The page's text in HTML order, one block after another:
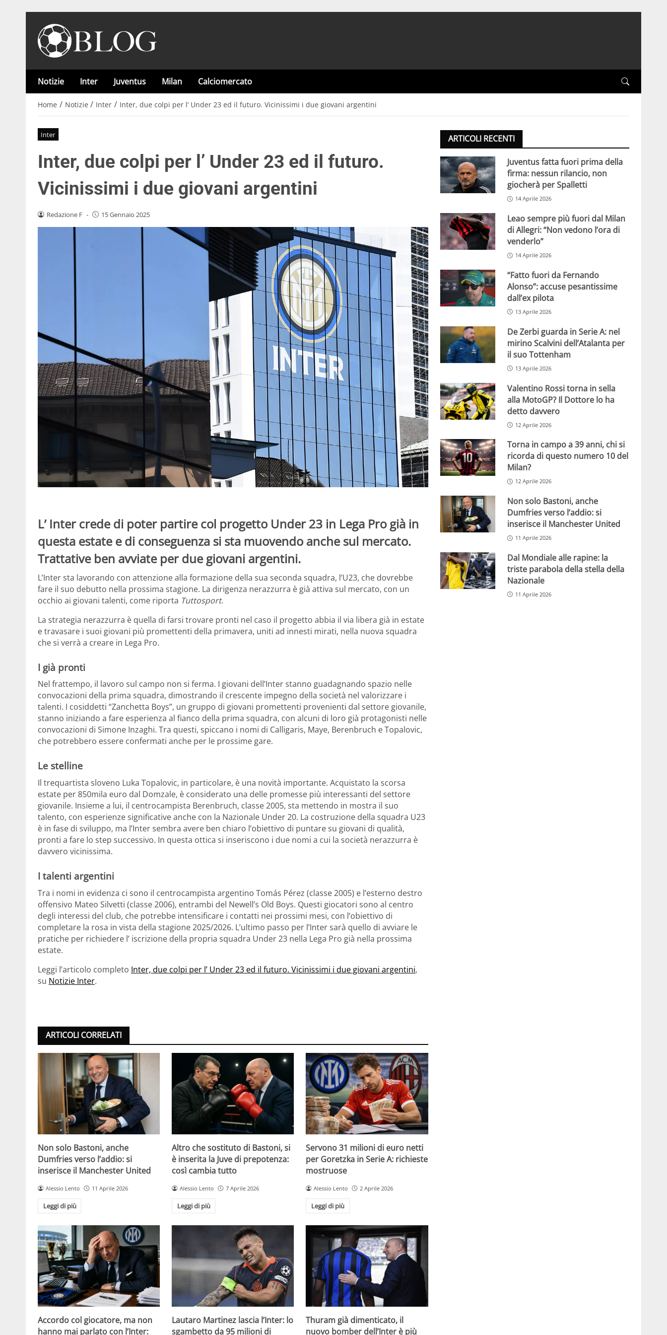
Notizie Inter Juventus Milan Calciomercato
Home / Notizie / Inter / Inter, due colpi per l’ Under 23 ed il futuro. Vicinissimi i due giovani argentini
Inter
Inter, due colpi per l’ Under 23 ed il futuro.
Vicinissimi i due giovani argentini
Redazione F - 15 Gennaio 2025
L’ Inter crede di poter partire col progetto Under 23 in Lega Pro già in
questa estate e di conseguenza si sta muovendo anche sul mercato.
Trattative ben avviate per due giovani argentini.
L’Inter sta lavorando con attenzione alla formazione della sua seconda squadra, l’U23, che dovrebbe
fare il suo debutto nella prossima stagione. La dirigenza nerazzurra è già attiva sul mercato, con un
occhio ai giovani talenti, come riporta Tuttosport.
La strategia nerazzurra è quella di farsi trovare pronti nel caso il progetto abbia il via libera già in estate
e travasare i suoi giovani più promettenti della primavera, uniti ad innesti mirati, nella nuova squadra
che si verrà a creare in Lega Pro.
I già pronti
Nel frattempo, il lavoro sul campo non si ferma. I giovani dell’Inter stanno guadagnando spazio nelle
convocazioni della prima squadra, dimostrando il crescente impegno della società nel valorizzare i
talenti. I cosiddetti “Zanchetta Boys”, un gruppo di giovani promettenti provenienti dal settore giovanile,
stanno iniziando a fare esperienza al fianco della prima squadra, con alcuni di loro già protagonisti nelle
convocazioni di Simone Inzaghi. Tra questi, spiccano i nomi di Calligaris, Maye, Berenbruch e Topalovic,
che potrebbero essere confermati anche per le prossime gare.
Le stelline
Il trequartista sloveno Luka Topalovic, in particolare, è una novità importante. Acquistato la scorsa
estate per 850mila euro dal Domzale, è considerato una delle promesse più interessanti del settore
giovanile. Insieme a lui, il centrocampista Berenbruch, classe 2005, sta mettendo in mostra il suo
talento, con esperienze significative anche con la Nazionale Under 20. La costruzione della squadra U23
è in fase di sviluppo, ma l’Inter sembra avere ben chiaro l’obiettivo di puntare su giovani di qualità,
pronti a fare lo step successivo. In questa ottica si inseriscono i due nomi a cui la società nerazzurra è
davvero vicinissima.
I talenti argentini
Tra i nomi in evidenza ci sono il centrocampista argentino Tomás Pérez (classe 2005) e l’esterno destro
offensivo Mateo Silvetti (classe 2006), entrambi del Newell’s Old Boys. Questi giocatori sono al centro
degli interessi del club, che potrebbe intensificare i contatti nei prossimi mesi, con l’obiettivo di
completare la rosa in vista della stagione 2025/2026. L’ultimo passo per l’Inter sarà quello di avviare le
pratiche per richiedere l’ iscrizione della propria squadra Under 23 nella Lega Pro già nella prossima
estate.
Leggi l’articolo completo Inter, due colpi per l’ Under 23 ed il futuro. Vicinissimi i due giovani argentini,
su Notizie Inter.
ARTICOLI CORRELATI
Non solo Bastoni, anche
Dumfries verso l’addio: si
inserisce il Manchester United
Alessio Lento 11 Aprile 2026
Leggi di più
Altro che sostituto di Bastoni, si
è inserita la Juve di prepotenza:
così cambia tutto
Alessio Lento 7 Aprile 2026
Leggi di più
Servono 31 milioni di euro netti
per Goretzka in Serie A: richieste
mostruose
Alessio Lento 2 Aprile 2026
Leggi di più
Accordo col giocatore, ma non
hanno mai parlato con l’Inter:
Lautaro Martinez lascia l’Inter: lo
sgambetto da 95 milioni di
Thuram già dimenticato, il
nuovo bomber dell’Inter è più
ARTICOLI RECENTI
Juventus fatta fuori prima della
firma: nessun rilancio, non
giocherà per Spalletti
14 Aprile 2026
Leao sempre più fuori dal Milan
di Allegri: “Non vedono l’ora di
venderlo”
14 Aprile 2026
“Fatto fuori da Fernando
Alonso”: accuse pesantissime
dall’ex pilota
13 Aprile 2026
De Zerbi guarda in Serie A: nel
mirino Scalvini dell’Atalanta per
il suo Tottenham
13 Aprile 2026
Valentino Rossi torna in sella
alla MotoGP? Il Dottore lo ha
detto davvero
12 Aprile 2026
Torna in campo a 39 anni, chi si
ricorda di questo numero 10 del
Milan?
12 Aprile 2026
Non solo Bastoni, anche
Dumfries verso l’addio: si
inserisce il Manchester United
11 Aprile 2026
Dal Mondiale alle rapine: la
triste parabola della stella della
Nazionale
11 Aprile 2026